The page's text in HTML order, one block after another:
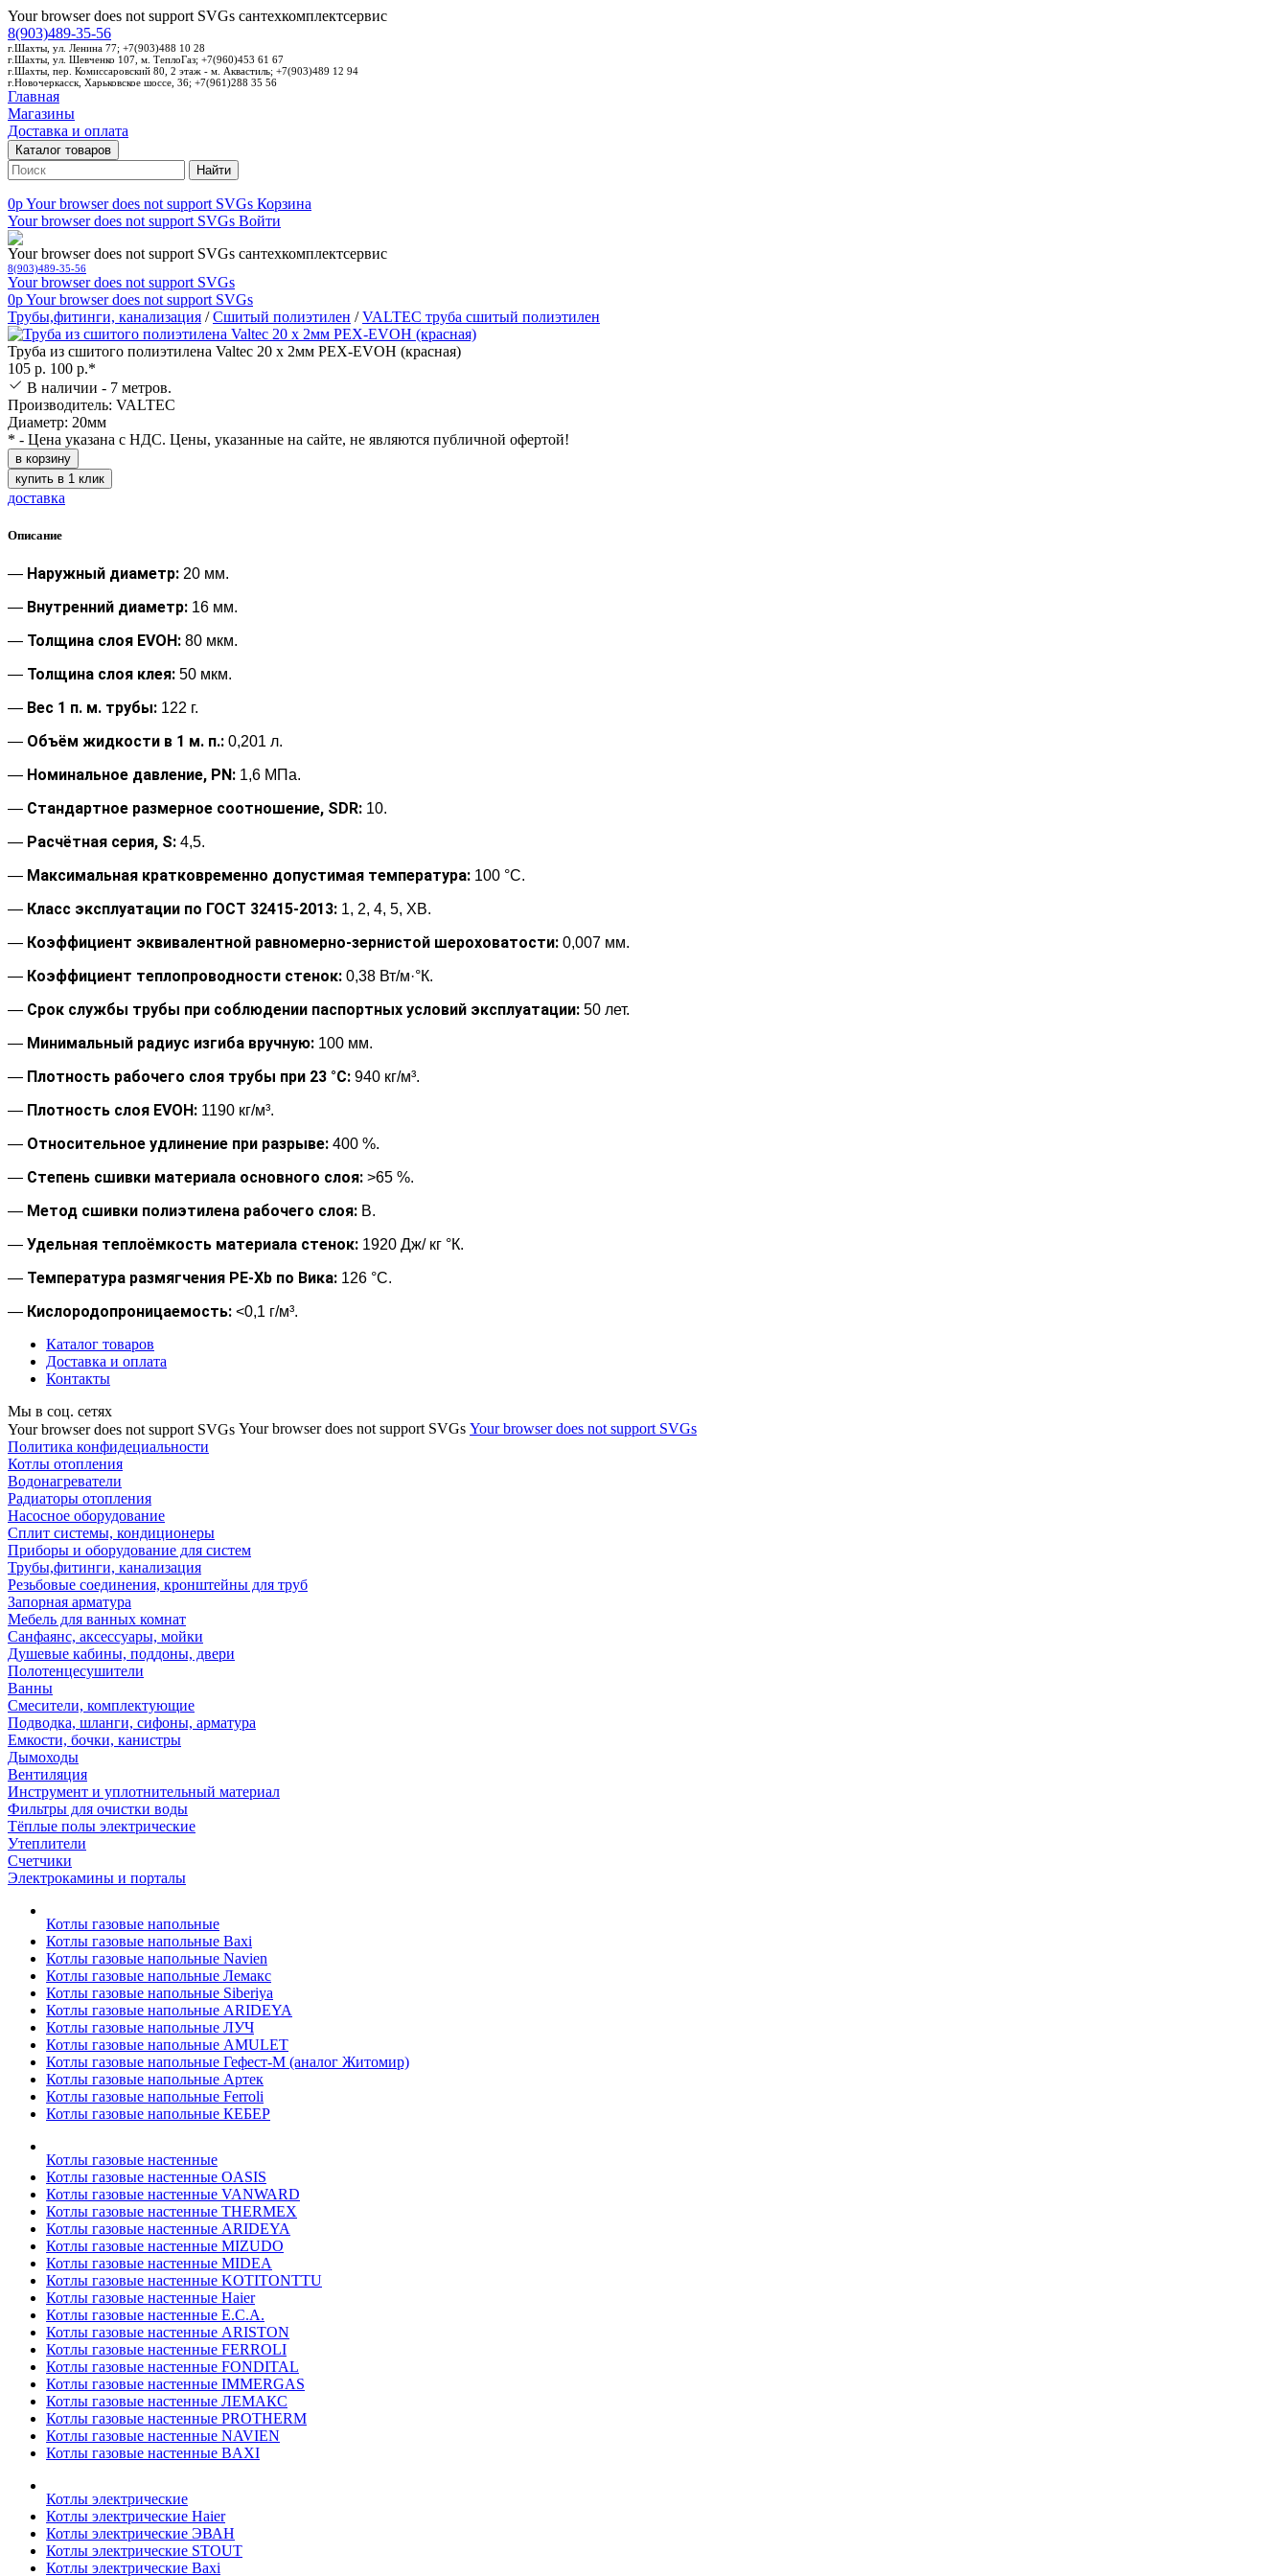
Your browser does not support SVGs сантехкомплектсервис
8(903)489-35-56
г.Шахты, ул. Ленина 77; +7(903)488 10 28
г.Шахты, ул. Шевченко 107, м. ТеплоГаз; +7(960)453 61 67
г.Шахты, пер. Комиссаровский 80, 2 этаж - м. Аквастиль; +7(903)489 12 94
г.Новочеркасск, Харьковское шоссе, 36; +7(961)288 35 56
Главная
Магазины
Доставка и оплата
Каталог товаров
Найти
0pYour browser does not support SVGs Корзина
Your browser does not support SVGs Войти
Your browser does not support SVGs сантехкомплектсервис
8(903)489-35-56
Your browser does not support SVGs
0pYour browser does not support SVGs
Трубы,фитинги, канализация /Сшитый полиэтилен /VALTEC труба сшитый полиэтилен
Труба из сшитого полиэтилена Valtec 20 х 2мм PEX-EVOH (красная)
105 р. 100 р.*
В наличии - 7 метров.
Производитель: VALTEC
Диаметр: 20мм
* - Цена указана с НДС. Цены, указанные на сайте, не являются публичной офертой!
в корзину
купить в 1 клик
доставка
Описание
— Наружный диаметр: 20 мм.
— Внутренний диаметр: 16 мм.
— Толщина слоя EVOH: 80 мкм.
— Толщина слоя клея: 50 мкм.
— Вес 1 п. м. трубы: 122 г.
— Объём жидкости в 1 м. п.: 0,201 л.
— Номинальное давление, PN: 1,6 МПа.
— Стандартное размерное соотношение, SDR: 10.
— Расчётная серия, S: 4,5.
— Максимальная кратковременно допустимая температура: 100 °С.
— Класс эксплуатации по ГОСТ 32415-2013: 1, 2, 4, 5, ХВ.
— Коэффициент эквивалентной равномерно-зернистой шероховатости: 0,007 мм.
— Коэффициент теплопроводности стенок: 0,38 Вт/м·°К.
— Срок службы трубы при соблюдении паспортных условий эксплуатации: 50 лет.
— Минимальный радиус изгиба вручную: 100 мм.
— Плотность рабочего слоя трубы при 23 °С: 940 кг/м³.
— Плотность слоя EVOH: 1190 кг/м³.
— Относительное удлинение при разрыве: 400 %.
— Степень сшивки материала основного слоя: >65 %.
— Метод сшивки полиэтилена рабочего слоя: В.
— Удельная теплоёмкость материала стенок: 1920 Дж/ кг °К.
— Температура размягчения РЕ-Хb по Вика: 126 °С.
— Кислородопроницаемость: <0,1 г/м³.
Каталог товаров
Доставка и оплата
Контакты
Мы в соц. сетях
Your browser does not support SVGs Your browser does not support SVGs Your browser does not support SVGs
Политика конфидециальности
Котлы отопления
Водонагреватели
Радиаторы отопления
Насосное оборудование
Сплит системы, кондиционеры
Приборы и оборудование для систем
Трубы,фитинги, канализация
Резьбовые соединения, кронштейны для труб
Запорная арматура
Мебель для ванных комнат
Санфаянс, аксессуары, мойки
Душевые кабины, поддоны, двери
Полотенцесушители
Ванны
Смесители, комплектующие
Подводка, шланги, сифоны, арматура
Емкости, бочки, канистры
Дымоходы
Вентиляция
Инструмент и уплотнительный материал
Фильтры для очистки воды
Тёплые полы электрические
Утеплители
Счетчики
Электрокамины и порталы
Котлы газовые напольные
Котлы газовые напольные Baxi
Котлы газовые напольные Navien
Котлы газовые напольные Лемакс
Котлы газовые напольные Siberiya
Котлы газовые напольные ARIDEYA
Котлы газовые напольные ЛУЧ
Котлы газовые напольные AMULET
Котлы газовые напольные Гефест-М (аналог Житомир)
Котлы газовые напольные Артек
Котлы газовые напольные Ferroli
Котлы газовые напольные КЕБЕР
Котлы газовые настенные
Котлы газовые настенные OASIS
Котлы газовые настенные VANWARD
Котлы газовые настенные THERMEX
Котлы газовые настенные ARIDEYA
Котлы газовые настенные MIZUDO
Котлы газовые настенные MIDEA
Котлы газовые настенные KOTITONTTU
Котлы газовые настенные Haier
Котлы газовые настенные E.C.A.
Котлы газовые настенные ARISTON
Котлы газовые настенные FERROLI
Котлы газовые настенные FONDITAL
Котлы газовые настенные IMMERGAS
Котлы газовые настенные ЛЕМАКС
Котлы газовые настенные PROTHERM
Котлы газовые настенные NAVIEN
Котлы газовые настенные BAXI
Котлы электрические
Котлы электрические Haier
Котлы электрические ЭВАН
Котлы электрические STOUT
Котлы электрические Baxi